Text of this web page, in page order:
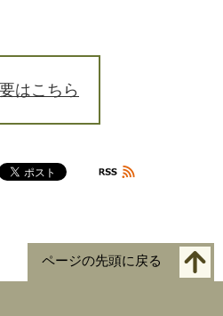
はこちら
ページの先頭に戻る